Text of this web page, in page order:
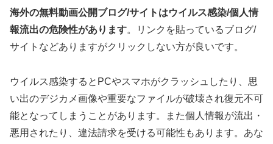
海外の無料動画公開ブログ/サイトはウイルス感染/個人情
報流出の危険性があります。リンクを貼っているブログ/
サイトなどありますがクリックしない方が良いです。
ウイルス感染するとPCやスマホがクラッシュしたり、思
い出のデジカメ画像や重要なファイルが破壊され復元不可
能となってしまうことがあります。また個人情報が流出・
悪用されたり、違法請求を受ける可能性もあります。あな